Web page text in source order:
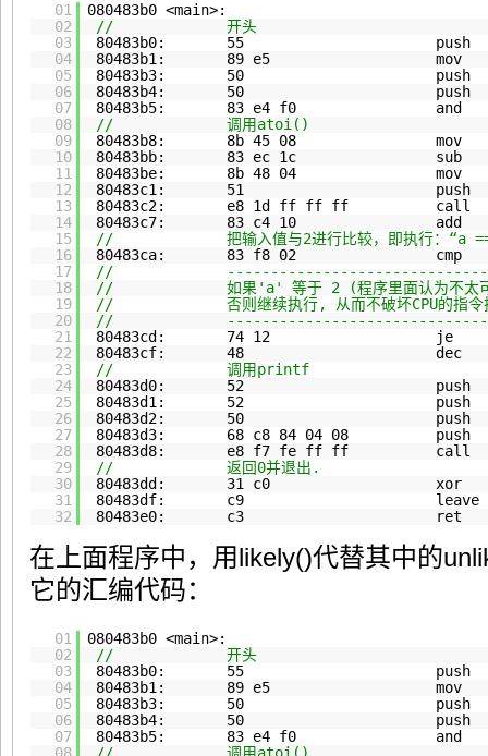
01
080483b0 <main>:
02
// 开头
03
80483b0: 55 push
04
80483b1: 89 e5 mov
05
80483b3: 50 push
06
80483b4: 50 push
07
80483b5: 83 e4 f0 and
08
// 调用atoi()
09
80483b8: 8b 45 08 mov
10
80483bb: 83 ec 1c sub
11
80483be: 8b 48 04 mov
12
80483c1: 51 push
13
80483c2: e8 1d ff ff ff call
14
80483c7: 83 c4 10 add
15
// 把输入值与2进行比较，即执行：“a
16
80483ca: 83 f8 02 cmp
17
//
18
// 如果'a' 等于 2 (程序里面认为不太可
19
// 否则继续执行, 从而不破坏CPU的指令
20
//
21
80483cd: 74 12 je 80483e1
22
80483cf: 48 dec
23
// 调用printf
24
80483d0: 52 push
25
80483d1: 52 push
26
80483d2: 50 push
27
80483d3: 68 c8 84 04 08 push
28
80483d8: e8 f7 fe ff ff call
29
// 返回0并退出.
30
80483dd: 31 c0 xor
31
80483df: c9 leave
32
80483e0: c3 ret
在上面程序中，用likely()代替其中的
它的汇编代码：
01
080483b0 <main>:
02
// 开头
03
80483b0: 55 push
04
80483b1: 89 e5 mov
05
80483b3: 50 push
06
80483b4: 50 push
07
80483b5: 83 e4 f0 and
08
// 调用atoi()